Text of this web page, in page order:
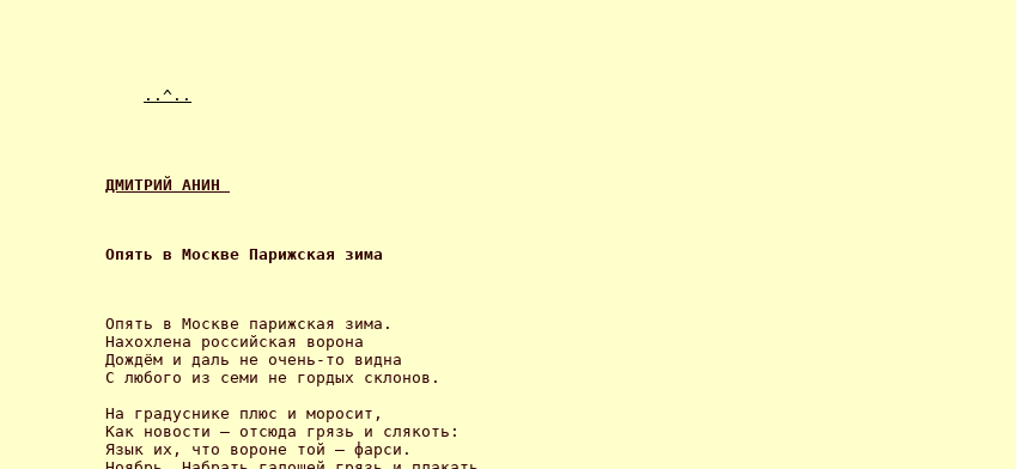
..^..
ДМИТРИЙ АНИН
Опять в Москве Парижская зима
Опять в Москве парижская зима.
Нахохлена российская ворона
Дождём и даль не очень-то видна
С любого из семи не гордых склонов.
На градуснике плюс и моросит,
Как новости – отсюда грязь и слякоть:
Язык их, что вороне той – фарси.